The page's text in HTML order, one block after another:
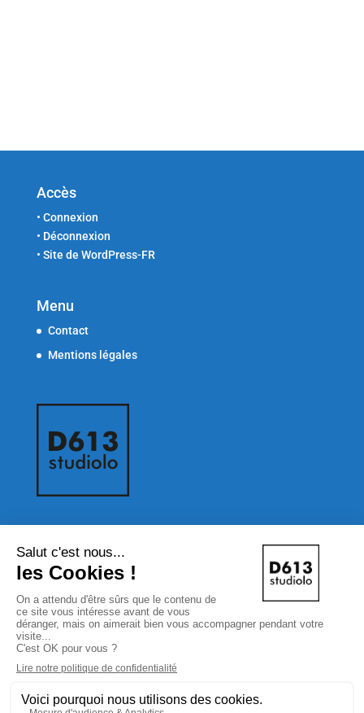
Accès
• Connexion
• Déconnexion
• Site de WordPress-FR
Menu
Contact
Mentions légales
Newsletter